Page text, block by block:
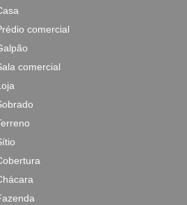
comercial
comercial